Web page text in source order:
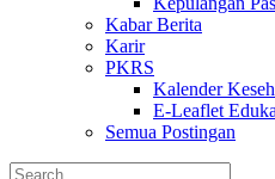
Kabar Berita
Karir
PKRS
Kalender
E-Leaflet
Semua Postingan